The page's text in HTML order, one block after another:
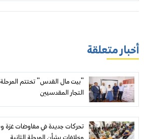
أخبار متعلقة
"بيت مال القدس" تختتم المرحلة
التجار المقدسيين
تحركات جديدة في مفاوضات غزة